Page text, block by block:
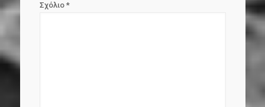
Σχόλιο *